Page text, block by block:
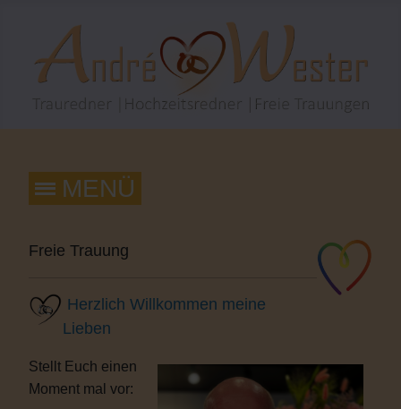
Freie Trauung
Herzlich Willkommen meine
Lieben
Stellt Euch einen
Moment mal vor: